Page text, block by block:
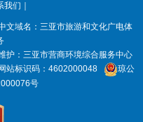
我们
文域名：三亚市旅游和文化广电体
护：三亚市营商环境综合服务中心
站标识码： 4602000048
琼公
号